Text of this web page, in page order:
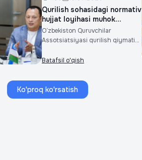
Qurilish sohasidagi normativ
hujjat loyihasi muhok...
O‘zbekiston Quruvchilar
Assotsiatsiyasi qurilish qiymatini
Batafsil o'qish
Ko'proq ko'rsatish